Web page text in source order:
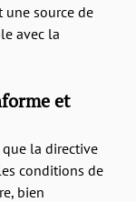
une source de
avec la
et
la directive
conditions de
bien